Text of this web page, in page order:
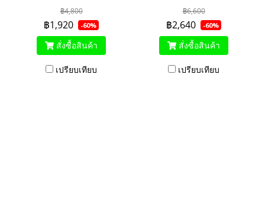
฿4,800
฿1,920 -60%
สั่งซื้อสินค้า
เปรียบเทียบ
฿6,600
฿2,640 -60%
สั่งซื้อสินค้า
เปรียบเทียบ